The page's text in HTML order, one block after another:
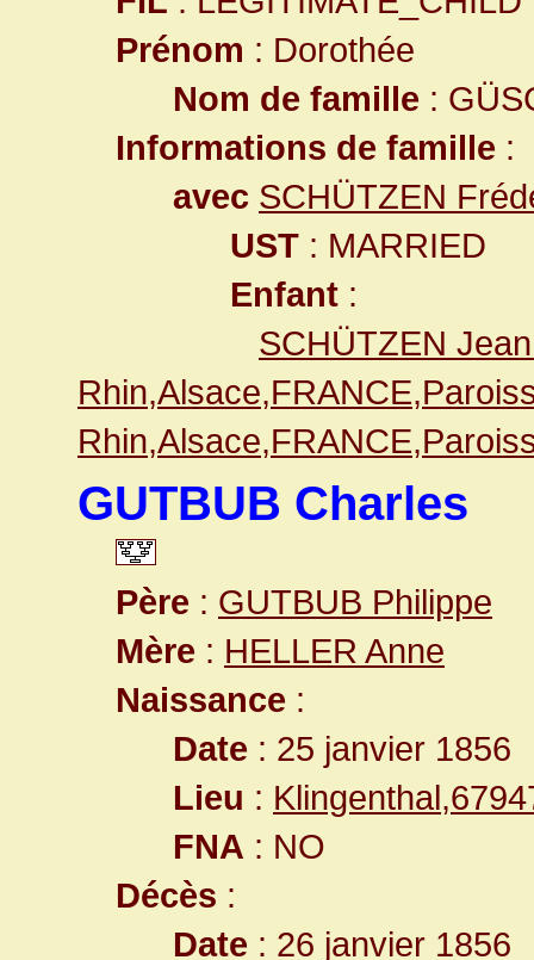
Prénom : Dorothée
Nom de famille :
Informations de famille :
avec SCHÜTZEN
UST : MARRIED
Enfant :
SCHÜTZEN
GUTBUB Charles
Père : GUTBUB Philippe
Mère : HELLER Anne
Naissance :
Date : 25 janvier 1856
Lieu :
FNA : NO
Décès :
Date : 26 janvier 1856